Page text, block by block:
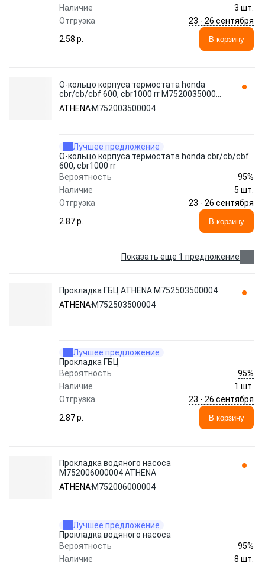
Наличие
3 шт.
Отгрузка
23 - 26 сентября
2.58 p.
В корзину
О-кольцо корпуса термостата honda
cbr/cb/cbf 600, cbr1000 rr M752003500004
ATHENA
ATHENA M752003500004
Лучшее предложение
О-кольцо корпуса термостата honda cbr/cb/cbf
600, cbr1000 rr
Вероятность
95%
Наличие
5 шт.
Отгрузка
23 - 26 сентября
2.87 p.
В корзину
Показать еще 1 предложение
Прокладка ГБЦ ATHENA M752503500004
ATHENA M752503500004
Лучшее предложение
Прокладка ГБЦ
Вероятность
95%
Наличие
1 шт.
Отгрузка
23 - 26 сентября
2.87 p.
В корзину
Прокладка водяного насоса
M752006000004 ATHENA
ATHENA M752006000004
Лучшее предложение
Прокладка водяного насоса
Вероятность
95%
Наличие
8 шт.